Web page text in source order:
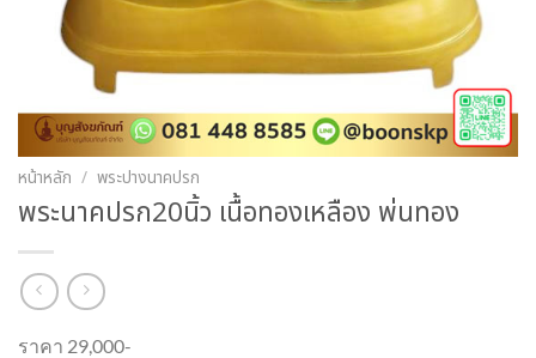
หน้าหลัก / พระปางนาคปรก
พระนาคปรก20นิ้ว เนื้อทองเหลือง พ่นทอง
ราคา 29,000-